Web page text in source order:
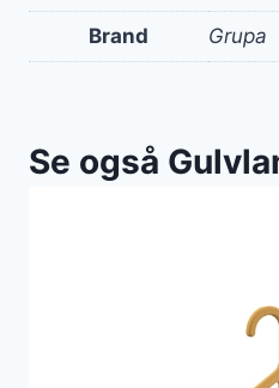
Brand Grupa
Se også